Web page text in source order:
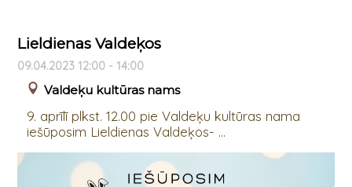
Lieldienas Valdeķos
09.04.2023 12:00 - 14:00
Valdeķu kultūras nams
9. aprīlī plkst. 12.00 pie Valdeķu kultūras nama
iešūposim Lieldienas Valdeķos- ...